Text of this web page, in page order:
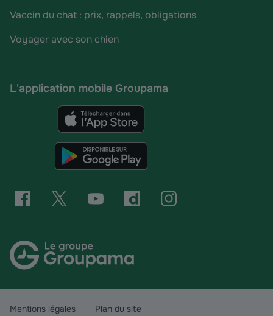
Vaccin du chat : prix, rappels, obligations
Voyager avec son chien
L'application mobile Groupama
Mentions légales Plan du site